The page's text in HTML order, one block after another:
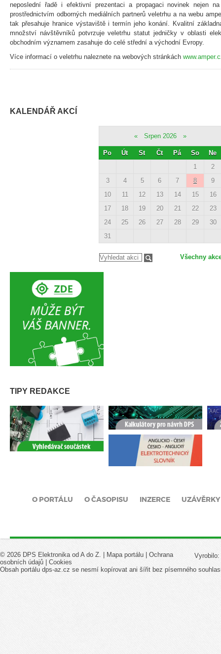
neposlední řadě i efektivní prezentaci a propagaci novinek nejen
prostřednictvím odborných mediálních partnerů veletrhu a na webu
tak přesahuje hranice výstaviště i termín jeho konání. Kvalitní
množství návštěvníků potvrzuje veletrhu statut jedničky v oblasti
obchodním významem zasahuje do celé střední a východní Evropy.
Více informací o veletrhu naleznete na webových stránkách
KALENDÁŘ AKCÍ
« Srpen 2026 »
Po Út St Čt Pá So
Ne
1
2
3
4 5 6 7 8
9
10
11 12 13 14 15
16
17
18 19 20 21 22
23
24
25 26 27 28 29
30
31
Všechny
TIPY REDAKCE
O PORTÁLU O ČASOPISU INZERCE UZÁVĚRKY
Vyrobilo:
© 2026 DPS Elektronika od A do Z. | Mapa portálu
Ochrana
osobních údajů
Cookies
Obsah portálu dps-az.cz se nesmí kopírovat ani šířit bez písemného